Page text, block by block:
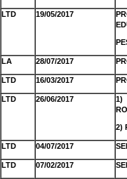
LTD 19/05/2017
LA 28/07/2017
LTD 16/03/2017
LTD 26/06/2017
1)
2)
LTD 04/07/2017
LTD 07/02/2017